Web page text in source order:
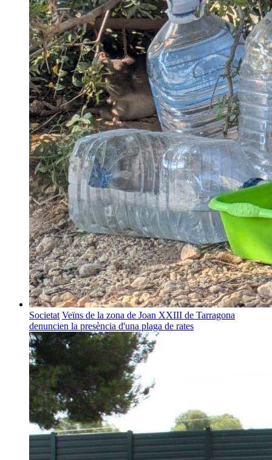
Societat Veïns de la zona de Joan XXIII de Tarragona
denuncien la presència d'una plaga de rates